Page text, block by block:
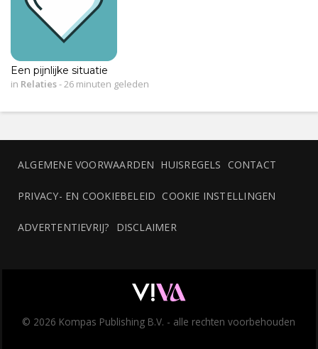
Een pijnlijke situatie
in Relaties- 26 minuten geleden
ALGEMENE VOORWAARDEN HUISREGELS CONTACT
PRIVACY- EN COOKIEBELEID COOKIE INSTELLINGEN
ADVERTENTIEVRIJ? DISCLAIMER
© 2026 Kompas Publishing B.V. - alle rechten voorbehouden